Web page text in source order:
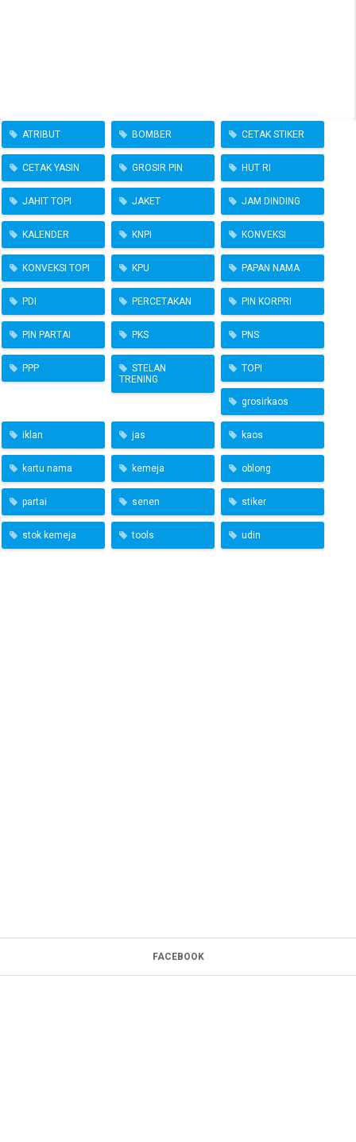
ATRIBUT BOMBER CETAK STIKER
CETAK YASIN GROSIR PIN HUT RI
JAHIT TOPI JAKET JAM DINDING
KALENDER KNPI KONVEKSI
KONVEKSI TOPI KPU PAPAN NAMA
PDI PERCETAKAN PIN KORPRI
PIN PARTAI PKS PNS
PPP
STELAN
TRENING
TOPI
grosirkaos
iklan jas kaos
kartu nama kemeja oblong
partai senen stiker
stok kemeja tools udin
FACEBOOK